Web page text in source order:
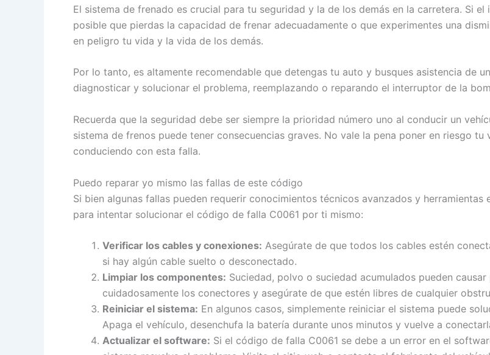
El sistema de frenado es crucial para tu seguridad y la de los demás en la carretera. Si
posible que pierdas la capacidad de frenar adecuadamente o que experimentes una
en peligro tu vida y la vida de los demás.
Por lo tanto, es altamente recomendable que detengas tu auto y busques asistencia de
diagnosticar y solucionar el problema, reemplazando o reparando el interruptor de la
Recuerda que la seguridad debe ser siempre la prioridad número uno al conducir un
sistema de frenos puede tener consecuencias graves. No vale la pena poner en riesgo
conduciendo con esta falla.
Puedo reparar yo mismo las fallas de este código
Si bien algunas fallas pueden requerir conocimientos técnicos avanzados y
para intentar solucionar el código de falla C0061 por ti mismo:
Verificar los cables y conexiones: Asegúrate de que todos los cables estén
si hay algún cable suelto o desconectado.
Limpiar los componentes: Suciedad, polvo o suciedad acumulados pueden
cuidadosamente los conectores y asegúrate de que estén libres de cualquier
Reiniciar el sistema: En algunos casos, simplemente reiniciar el sistema puede
Apaga el vehículo, desenchufa la batería durante unos minutos y vuelve a
Actualizar el software: Si el código de falla C0061 se debe a un error en el